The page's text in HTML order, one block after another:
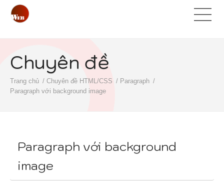
Chuyên đề
Trang chủ Chuyên đề HTML/CSS
Paragraph
Paragraph với background image
Paragraph với background
image